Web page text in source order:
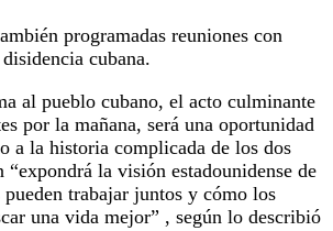
programadas reuniones con
cubana.
al pueblo cubano, el acto culminante
por la mañana, será una oportunidad
a la historia complicada de los dos
“expondrá la visión estadounidense de
pueden trabajar juntos y cómo los
una vida mejor” , según lo describió